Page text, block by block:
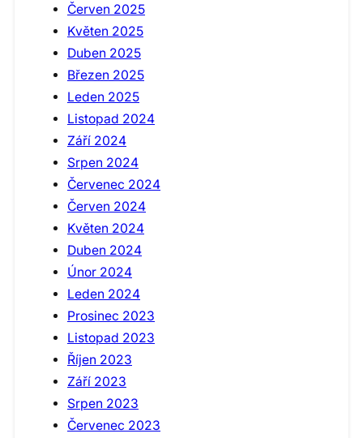
Červen 2025
Květen 2025
Duben 2025
Březen 2025
Leden 2025
Listopad 2024
Září 2024
Srpen 2024
Červenec 2024
Červen 2024
Květen 2024
Duben 2024
Únor 2024
Leden 2024
Prosinec 2023
Listopad 2023
Říjen 2023
Září 2023
Srpen 2023
Červenec 2023